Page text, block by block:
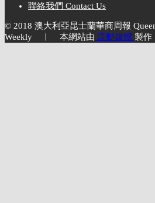
聯絡我們 Contact Us
© 2018 澳大利亞昆士蘭華商周報
Weekly ︱ 本網站由 流動媒體 製作